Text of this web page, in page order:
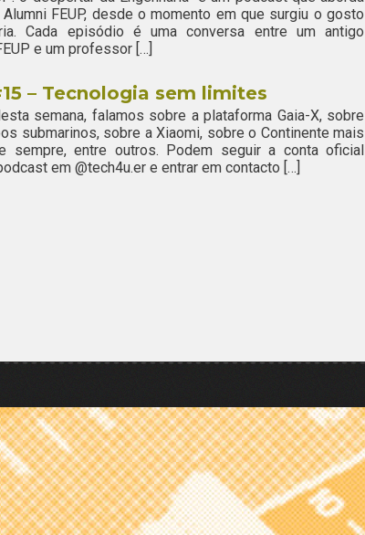
FEUP, desde o momento em que surgiu o gosto
Cada episódio é uma conversa entre um antigo
e um professor […]
– Tecnologia sem limites
semana, falamos sobre a plataforma Gaia-X, sobre
submarinos, sobre a Xiaomi, sobre o Continente mais
sempre, entre outros. Podem seguir a conta oficial
em @tech4u.er e entrar em contacto […]